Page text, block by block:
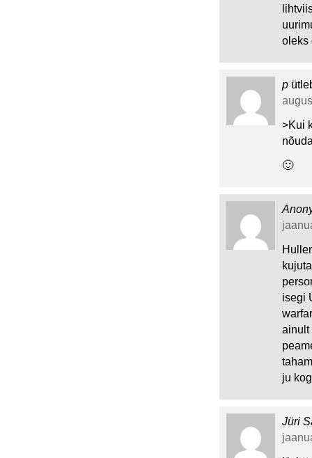
oleks
p
>Kui
🙂
isegi
ainult
ju
Jüri